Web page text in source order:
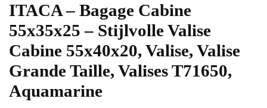
ITACA – Bagage Cabine
55x35x25 – Stijlvolle Valise
Cabine 55x40x20, Valise, Valise
Grande Taille, Valises T71650,
Aquamarine